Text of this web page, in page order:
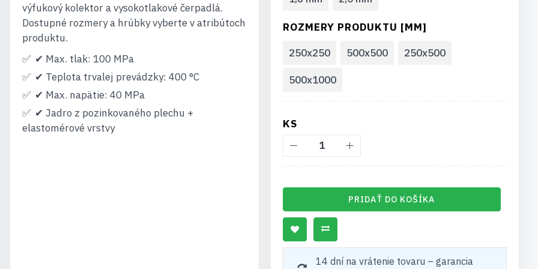
výfukový kolektor a vysokotlakové čerpadlá.
Dostupné rozmery a hrúbky vyberte v atribútoch
produktu.
✔ Max. tlak: 100 MPa
✔ Teplota trvalej prevádzky: 400 °C
✔ Max. napätie: 40 MPa
✔ Jadro z pozinkovaného plechu +
elastomérové vrstvy
ROZMERY PRODUKTU [MM]
250x250
500x500 250x500
500x1000
KS
PRIDAŤ DO KOŠÍKA
14 dní na vrátenie tovaru – garancia